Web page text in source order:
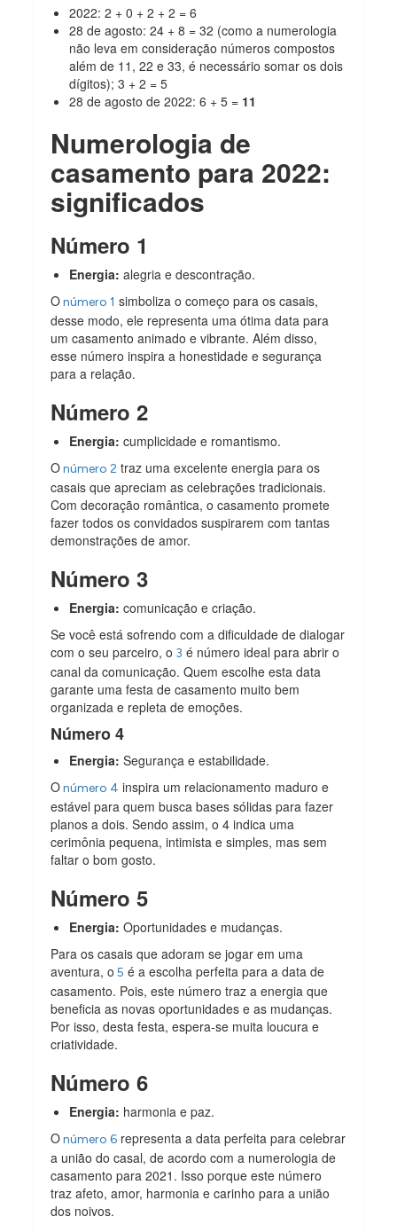
2022: 2 + 0 + 2 + 2 = 6
28 de agosto: 24 + 8 = 32 (como a numerologia
não leva em consideração números compostos
além de 11, 22 e 33, é necessário somar os dois
dígitos); 3 + 2 = 5
28 de agosto de 2022: 6 + 5 = 11
Numerologia de
casamento para 2022:
significados
Número 1
Energia: alegria e descontração.
Onúmero 1 simboliza o começo para os casais,
desse modo, ele representa uma ótima data para
um casamento animado e vibrante. Além disso,
esse número inspira a honestidade e segurança
para a relação.
Número 2
Energia: cumplicidade e romantismo.
Onúmero 2 traz uma excelente energia para os
casais que apreciam as celebrações tradicionais.
Com decoração romântica, o casamento promete
fazer todos os convidados suspirarem com tantas
demonstrações de amor.
Número 3
Energia: comunicação e criação.
Se você está sofrendo com a dificuldade de dialogar
com o seu parceiro, o 3 é número ideal para abrir o
canal da comunicação. Quem escolhe esta data
garante uma festa de casamento muito bem
organizada e repleta de emoções.
Número 4
Energia: Segurança e estabilidade.
Onúmero 4 inspira um relacionamento maduro e
estável para quem busca bases sólidas para fazer
planos a dois. Sendo assim, o 4 indica uma
cerimônia pequena, intimista e simples, mas sem
faltar o bom gosto.
Número 5
Energia: Oportunidades e mudanças.
Para os casais que adoram se jogar em uma
aventura, o 5 é a escolha perfeita para a data de
casamento. Pois, este número traz a energia que
beneficia as novas oportunidades e as mudanças.
Por isso, desta festa, espera-se muita loucura e
criatividade.
Número 6
Energia: harmonia e paz.
Onúmero 6 representa a data perfeita para celebrar
a união do casal, de acordo com a numerologia de
casamento para 2021. Isso porque este número
traz afeto, amor, harmonia e carinho para a união
dos noivos.